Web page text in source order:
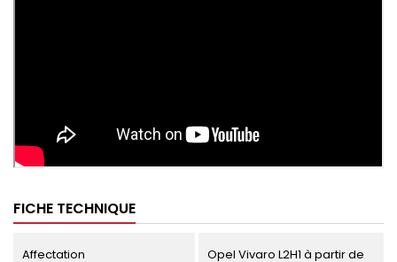
FICHE TECHNIQUE
Affectation
Opel Vivaro L2H1 à partir de